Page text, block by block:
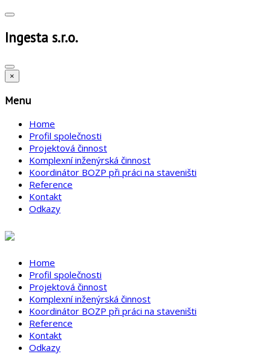
Ingesta s.r.o.
×
Menu
Home
Profil společnosti
Projektová činnost
Komplexní inženýrská činnost
Koordinátor BOZP při práci na staveništi
Reference
Kontakt
Odkazy
Home
Profil společnosti
Projektová činnost
Komplexní inženýrská činnost
Koordinátor BOZP při práci na staveništi
Reference
Kontakt
Odkazy